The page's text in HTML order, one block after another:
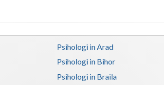
Psihologi in Arad
Psihologi in Bihor
Psihologi in Braila